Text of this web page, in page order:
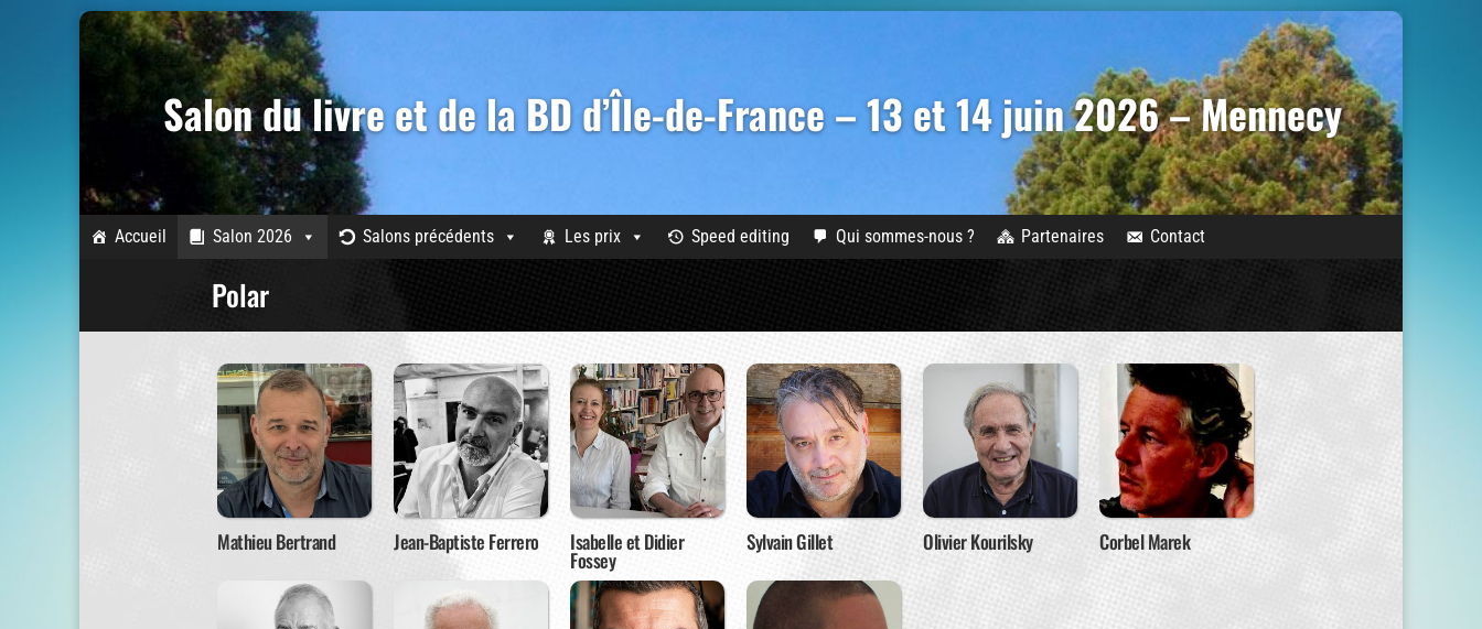
Salon du livre et de la BD d’Île-de-France – 13 et 14 juin 2026 – Mennecy
Accueil Salon 2026 Salons précédents Les prix Speed editing Qui sommes-nous ? Partenaires Contact
Polar
Mathieu Bertrand Jean-Baptiste Ferrero Isabelle et Didier
Fossey
Sylvain Gillet Olivier Kourilsky Corbel Marek